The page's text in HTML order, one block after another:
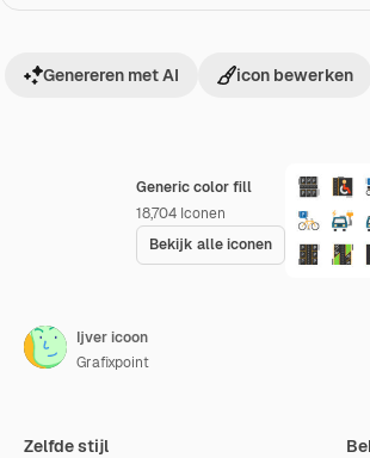
Generic color fill
18,704 Iconen
Bekijk alle iconen
Genereren met AI icon bewerken
Ijver icoon
Grafixpoint
Zelfde stijl